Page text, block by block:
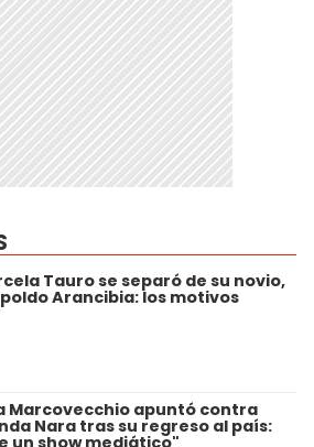
Tauro se separó de su novio,
Arancibia: los motivos
Marcovecchio apuntó contra
Nara tras su regreso al país: